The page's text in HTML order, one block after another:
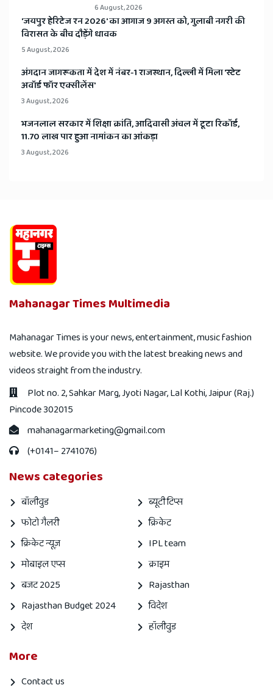
6 August, 2026
​'जयपुर हेरिटेज रन 2026' का आगाज 9 अगस्त को, गुलाबी नगरी की
विरासत के बीच दौड़ेंगे धावक
5 August, 2026
अंगदान जागरूकता में देश में नंबर-1 राजस्थान, दिल्ली में मिला 'स्टेट
अवॉर्ड फॉर एक्सीलेंस'
3 August, 2026
भजनलाल सरकार में शिक्षा क्रांति, आदिवासी अंचल में टूटा रिकॉर्ड,
11.70 लाख पार हुआ नामांकन का आंकड़ा
3 August, 2026
Mahanagar Times Multimedia
Mahanagar Times is your news, entertainment, music fashion
website. We provide you with the latest breaking news and
videos straight from the industry.
Plot no. 2, Sahkar Marg, Jyoti Nagar, Lal Kothi, Jaipur (Raj.)
Pincode 302015
mahanagarmarketing@gmail.com
(+0141– 2741076)
News categories
बॉलीवुड
ब्यूटी टिप्स
फोटो गैलरी
क्रिकेट
क्रिकेट न्यूज़
IPL team
मोबाइल एप्स
क्राइम
बजट 2025
Rajasthan
Rajasthan Budget 2024
विदेश
देश
हॉलीवुड
More
Contact us